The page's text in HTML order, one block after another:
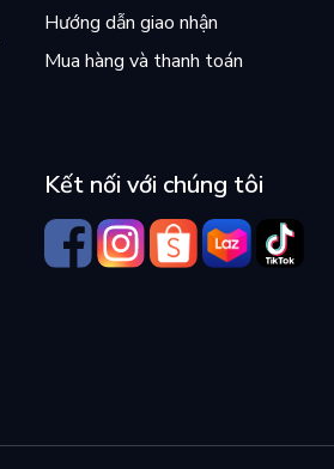
Hướng dẫn giao nhận
Mua hàng và thanh toán
Kết nối với chúng tôi